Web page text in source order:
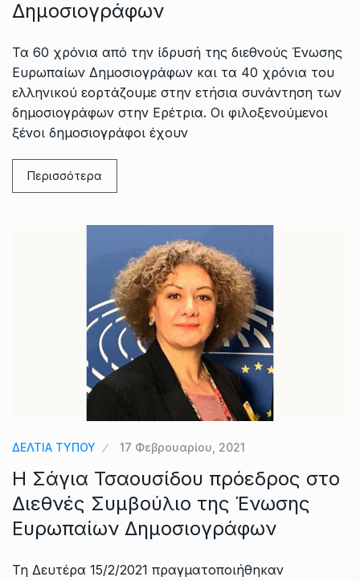
Δημοσιογράφων
Τα 60 χρόνια από την ίδρυσή της διεθνούς Ένωσης
Ευρωπαίων Δημοσιογράφων και τα 40 χρόνια του
ελληνικού εορτάζουμε στην ετήσια συνάντηση των
δημοσιογράφων στην Ερέτρια. Οι φιλοξενούμενοι
ξένοι δημοσιογράφοι έχουν
Περισσότερα
ΔΕΛΤΙΑ ΤΥΠΟΥ 17 Φεβρουαρίου, 2021
Η Σάγια Τσαουσίδου πρόεδρος στο
Διεθνές Συμβούλιο της Ένωσης
Ευρωπαίων Δημοσιογράφων
Τη Δευτέρα 15/2/2021 πραγματοποιήθηκαν